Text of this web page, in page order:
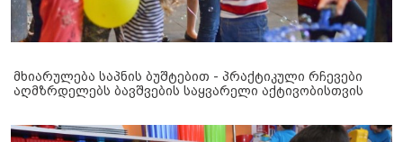
მხიარულება საპნის ბუშტებით - პრაქტიკული რჩევები
აღმზრდელებს ბავშვების საყვარელი აქტივობისთვის